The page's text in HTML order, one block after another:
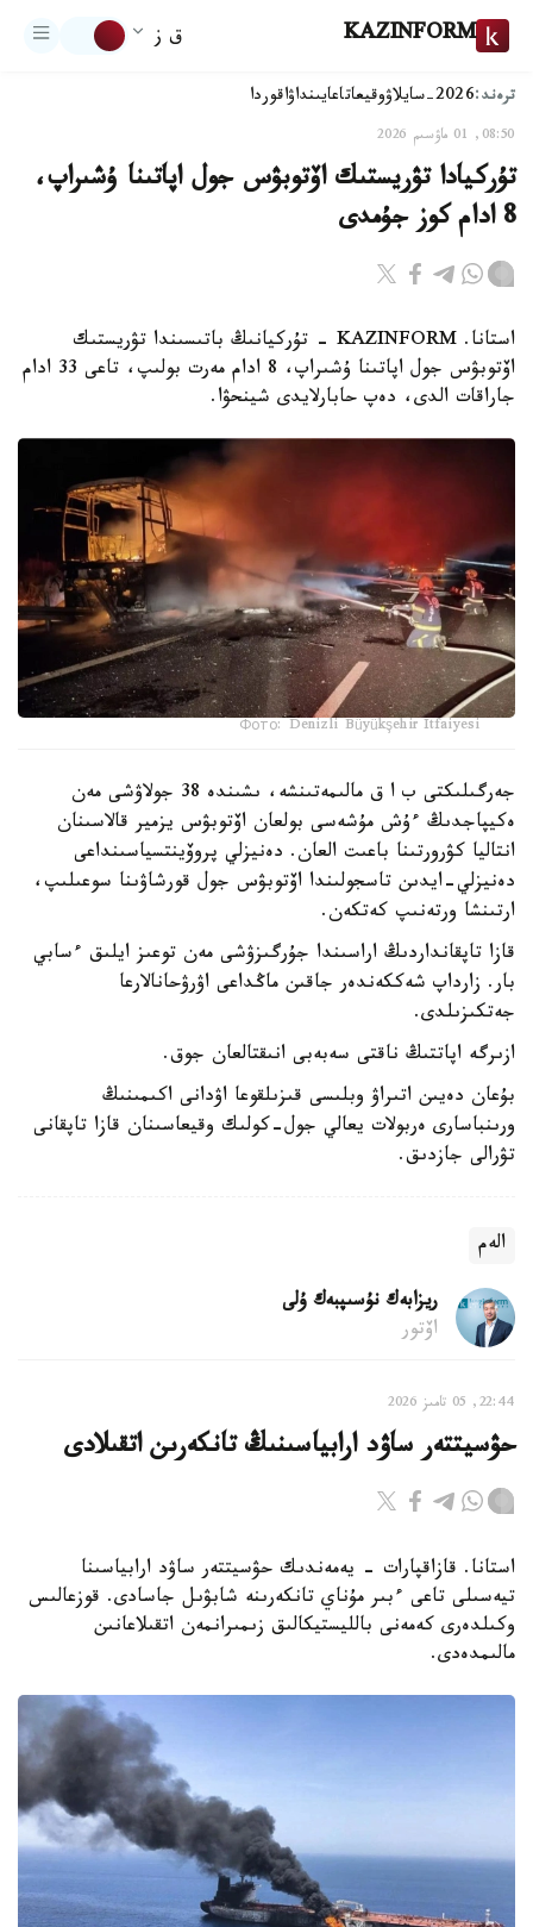
KAZINFORM ق ز
ترەند:2026-سايلاۋ وقيعاتاعايىنداۋاقوردا
08:50, 01 ماۋسىم 2026
تۇركيادا تۋريستىك اۆتوبۋس جول اپاتىنا ۇشىراپ،
8 ادام كوز جۇمدى
استانا. KAZINFORM - تۇركيانىڭ باتىسىندا تۋريستىك
اۆتوبۋس جول اپاتىنا ۇشىراپ، 8 ادام مەرت بولىپ، تاعى 33 ادام
جاراقات الدى، دەپ حابارلايدى شينحۋا.
Фото: Denizli Büyükşehir Itfaiyesi
جەرگىلىكتى ب ا ق مالىمەتىنشە، ىشىندە 38 جولاۋشى مەن
ەكيپاجدىڭ ءۇش مۇشەسى بولعان اۆتوبۋس يزمير قالاسىنان
انتاليا كۋرورتىنا باعىت العان. دەنيزلي پروۆينتسياسىنداعى
دەنيزلي-ايدىن تاسجولىندا اۆتوبۋس جول قورشاۋىنا سوعىلىپ،
ارتىنشا ورتەنىپ كەتكەن.
قازا تاپقانداردىڭ اراسىندا جۇرگىزۋشى مەن توعىز ايلىق ءسابي
بار. زارداپ شەككەندەر جاقىن ماڭداعى اۋرۋحانالارعا
جەتكىزىلدى.
ازىرگە اپاتتىڭ ناقتى سەبەبى انىقتالعان جوق.
بۇعان دەيىن اتىراۋ وبلىسى قىزىلقوعا اۋدانى اكىمىنىڭ
ورىنباسارى ەربولات يعالي جول-كولىك وقيعاسىنان قازا تاپقانى
تۋرالى جازدىق.
الەم
ريزابەك نۇسىپبەك ۇلى
اۆتور
22:44, 05 تامىز 2026
حۋسيتتەر ساۋد ارابياسىنىڭ تانكەرىن اتقىلادى
استانا. قازاقپارات - يەمەندىك حۋسيتتەر ساۋد ارابياسىنا
تيەسىلى تاعى ءبىر مۇناي تانكەرىنە شابۋىل جاسادى. قوزعالىس
وكىلدەرى كەمەنى بالليستيكالىق زىمىرانمەن اتقىلاعانىن
مالىمدەدى.